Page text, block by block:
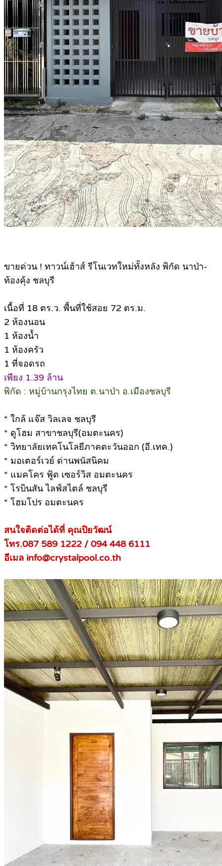
ขายด่วน ! ทาวน์เฮ้าส์ รีโนเวทใหม่ทั้งหลัง พิกัด นาป่า-
ท้องคุ้ง ชลบุรี
เนื้อที่ 18 ตร.ว. พื้นที่ใช้สอย 72 ตร.ม.
2 ห้องนอน
1 ห้องน้ำ
1 ห้องครัว
1 ที่จอดรถ
เพียง 1.39 ล้าน
พิกัด : หมู่บ้านกรุงไทย ต.นาป่า อ.เมืองชลบุรี
* ใกล้ แจ๊ส วิลเลจ ชลบุรี
* ดูโฮม สาขาชลบุรี(อมตะนคร)
* วิทยาลัยเทคโนโลยีภาคตะวันออก (อี.เทค.)
* มอเตอร์เวย์ ด่านพนัสนิคม
* แมคโคร ฟู้ด เซอร์วิส อมตะนคร
* โรบินสัน ไลฟ์สไตล์ ชลบุรี
* โฮมโปร อมตะนคร
สนใจติดต่อได้ที่ คุณปิยวัฒน์
โทร.087 589 1222 / 094 448 6111
อีเมล info@crystalpool.co.th